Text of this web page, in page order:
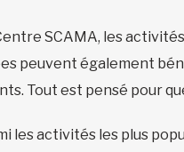
SCAMA, les
peuvent également
Tout est pensé pour
les activités les plus